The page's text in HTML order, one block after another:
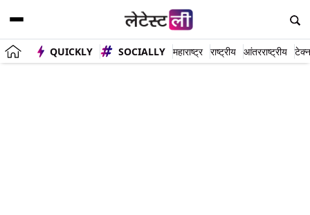
QUICKLY SOCIALLY महाराष्ट्र राष्ट्रीय आंतरराष्ट्रीय